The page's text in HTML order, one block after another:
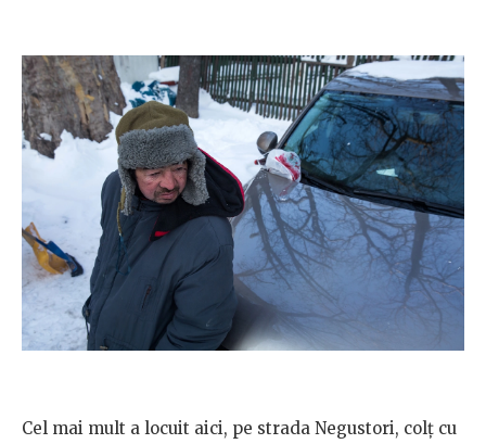
Cel mai mult a locuit aici, pe strada Negustori, colț cu